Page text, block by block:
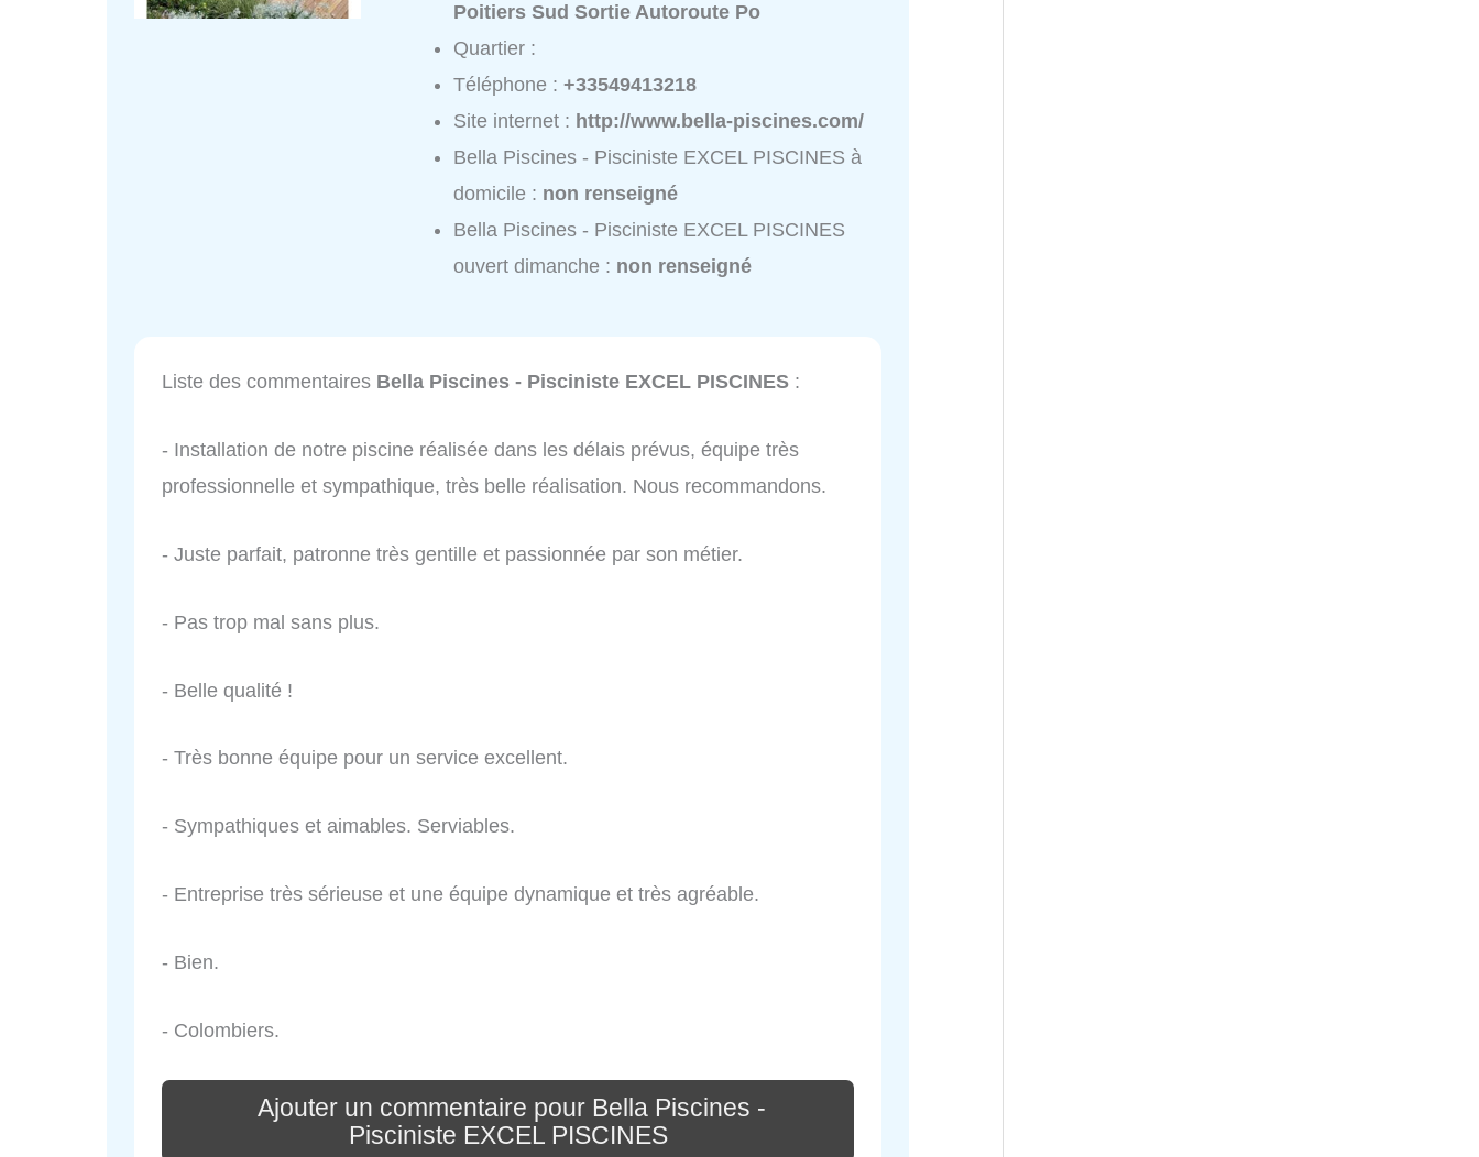
Poitiers Sud Sortie Autoroute Po
Quartier :
Téléphone :+33549413218
Site internet : http://www.bella-piscines.com/
Bella Piscines - Pisciniste EXCEL PISCINES à
domicile : non renseigné
Bella Piscines - Pisciniste EXCEL PISCINES
ouvert dimanche : non renseigné
Liste des commentaires Bella Piscines - Pisciniste EXCEL PISCINES :
- Installation de notre piscine réalisée dans les délais prévus, équipe très
professionnelle et sympathique, très belle réalisation. Nous recommandons.
- Juste parfait, patronne très gentille et passionnée par son métier.
- Pas trop mal sans plus.
- Belle qualité !
- Très bonne équipe pour un service excellent.
- Sympathiques et aimables. Serviables.
- Entreprise très sérieuse et une équipe dynamique et très agréable.
- Bien.
- Colombiers.
Ajouter un commentaire pour Bella Piscines -
Pisciniste EXCEL PISCINES